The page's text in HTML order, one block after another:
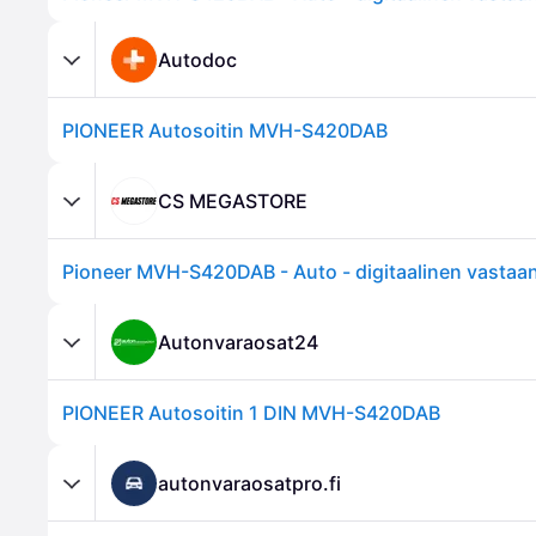
Autodoc
PIONEER Autosoitin MVH-S420DAB
CS MEGASTORE
Autonvaraosat24
PIONEER Autosoitin 1 DIN MVH-S420DAB
autonvaraosatpro.fi